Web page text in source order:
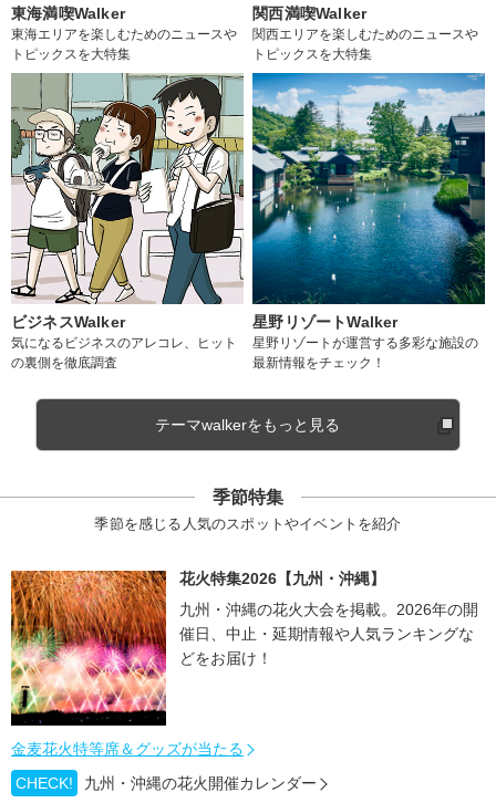
東海満喫Walker
東海エリアを楽しむためのニュースや
トピックスを大特集
関西満喫Walker
関西エリアを楽しむためのニュースや
トピックスを大特集
ビジネスWalker
気になるビジネスのアレコレ、ヒット
の裏側を徹底調査
星野リゾートWalker
星野リゾートが運営する多彩な施設の
最新情報をチェック！
テーマwalkerをもっと見る
季節特集
季節を感じる人気のスポットやイベントを紹介
花火特集2026【九州・沖縄】
九州・沖縄の花火大会を掲載。2026年の開
催日、中止・延期情報や人気ランキングな
どをお届け！
金麦花火特等席＆グッズが当たる
CHECK!
九州・沖縄の花火開催カレンダー